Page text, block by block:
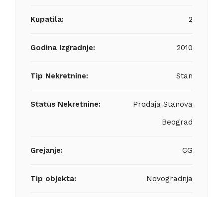
Kupatila: 2
Godina Izgradnje: 2010
Tip Nekretnine: Stan
Status Nekretnine:
Prodaja Stanova
Beograd
Grejanje: CG
Tip objekta: Novogradnja